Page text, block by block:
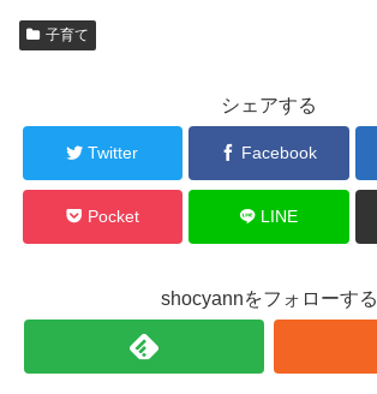
子育て
シェアする
Twitter Facebook
Pocket LINE
shocyannをフォローする